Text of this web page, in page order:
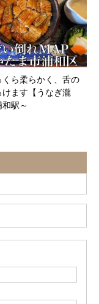
くら柔らかく、舌の
けます【うなぎ瀧
駅～